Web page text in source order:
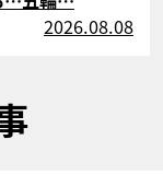
2026.08.08